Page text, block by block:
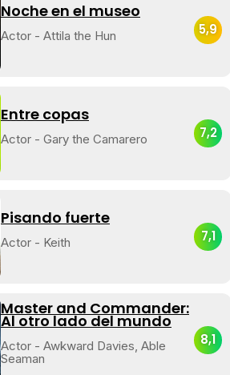
Noche en el museo
Actor - Attila the Hun 5,9
Entre copas
Actor - Gary the Camarero 7,2
Pisando fuerte
Actor - Keith 7,1
Master and Commander:
Al otro lado del mundo
Actor - Awkward Davies, Able
Seaman
8,1